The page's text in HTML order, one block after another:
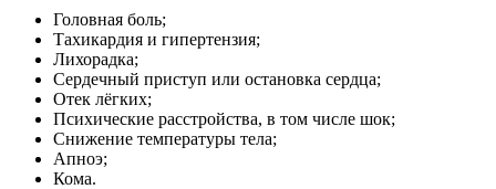
Головная боль;
Тахикардия и гипертензия;
Лихорадка;
Сердечный приступ или остановка сердца;
Отек лёгких;
Психические расстройства, в том числе шок;
Снижение температуры тела;
Апноэ;
Кома.